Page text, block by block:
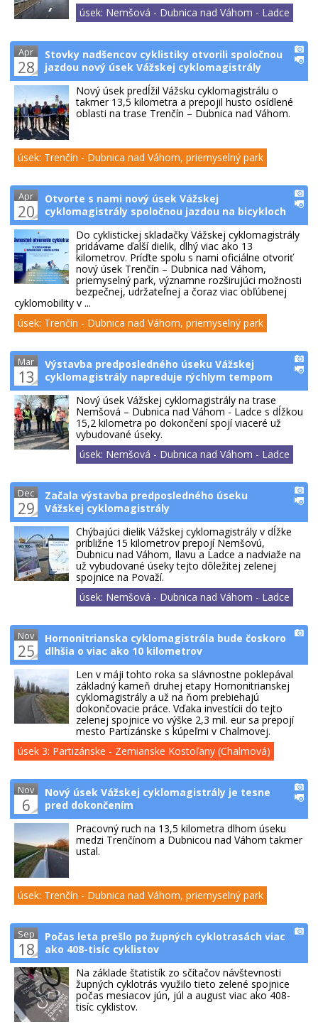
úsek: Nemšová - Dubnica nad Váhom - Ladce
Apr
28
Stovky nadšencov cyklistiky otvorili spoločnou
jazdou nový úsek Vážskej cyklomagistrály
Nový úsek predĺžil Vážsku cyklomagistrálu o
takmer 13,5 kilometra a prepojil husto osídlené
oblasti na trase Trenčín – Dubnica nad Váhom.
úsek: Trenčín - Dubnica nad Váhom, priemyselný park
Apr
20
Otvorte s nami nový úsek Vážskej
cyklomagistrály spoločnou jazdou na bicykloch
Do cyklistickej skladačky Vážskej cyklomagistrály
pridávame ďalší dielik, dlhý viac ako 13
kilometrov. Príďte spolu s nami oficiálne otvoriť
nový úsek Trenčín – Dubnica nad Váhom,
priemyselný park, významne rozširujúci možnosti
bezpečnej, udržateľnej a čoraz viac obľúbenej
cyklomobility v ...
úsek: Trenčín - Dubnica nad Váhom, priemyselný park
Mar
13
Výstavba predposledného úseku Vážskej
cyklomagistrály napreduje rýchlym tempom
Nový úsek Vážskej cyklomagistrály na trase
Nemšová – Dubnica nad Váhom - Ladce s dĺžkou
15,2 kilometra po dokončení spojí viaceré už
vybudované úseky.
úsek: Nemšová - Dubnica nad Váhom - Ladce
Dec
29
Začala výstavba predposledného úseku
Vážskej cyklomagistrály
Chýbajúci dielik Vážskej cyklomagistrály v dĺžke
približne 15 kilometrov prepojí Nemšovú,
Dubnicu nad Váhom, Ilavu a Ladce a nadviaže na
už vybudované úseky tejto dôležitej zelenej
spojnice na Považí.
úsek: Nemšová - Dubnica nad Váhom - Ladce
Nov
25
Hornonitrianska cyklomagistrála bude čoskoro
dlhšia o viac ako 10 kilometrov
Len v máji tohto roka sa slávnostne poklepával
základný kameň druhej etapy Hornonitrianskej
cyklomagistrály a už na ňom prebiehajú
dokončovacie práce. Vďaka investícii do tejto
zelenej spojnice vo výške 2,3 mil. eur sa prepojí
mesto Partizánske s kúpeľmi v Chalmovej.
úsek 3: Partizánske - Zemianske Kostoľany (Chalmová)
Nov
6
Nový úsek Vážskej cyklomagistrály je tesne
pred dokončením
Pracovný ruch na 13,5 kilometra dlhom úseku
medzi Trenčínom a Dubnicou nad Váhom takmer
ustal.
úsek: Trenčín - Dubnica nad Váhom, priemyselný park
Sep
18
Počas leta prešlo po župných cyklotrasách viac
ako 408-tisíc cyklistov
Na základe štatistík zo sčítačov návštevnosti
župných cyklotrás využilo tieto zelené spojnice
počas mesiacov jún, júl a august viac ako 408-
tisíc cyklistov.